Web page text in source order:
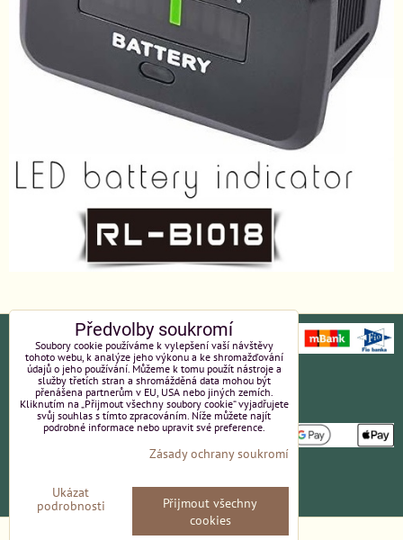
Ochrana osobních údajů
Platební údaje
Obchodní podmínky
Reklamace
Kontakt
Předvolby soukromí
Soubory cookie používáme k vylepšení vaší návštěvy
tohoto webu, k analýze jeho výkonu a ke shromažďování
údajů o jeho používání. Můžeme k tomu použít nástroje a
služby třetích stran a shromážděná data mohou být
přenášena partnerům v EU, USA nebo jiných zemích.
Kliknutím na „Přijmout všechny soubory cookie“ vyjadřujete
svůj souhlas s tímto zpracováním. Níže můžete najít
podrobné informace nebo upravit své preference.
Zásady ochrany soukromí
Ukázat
podrobnosti
Přijmout všechny
cookies